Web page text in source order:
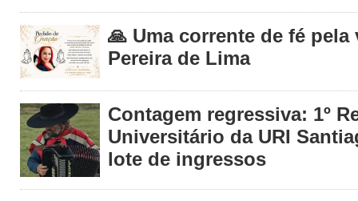
🙏 Uma corrente de fé pela
Pereira de Lima
Contagem regressiva: 1º
Universitário da URI
lote de ingressos